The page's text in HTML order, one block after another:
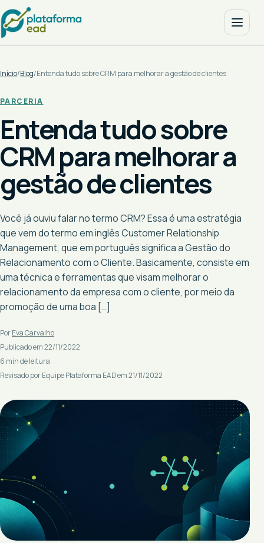
Início/Blog/Entenda tudo sobre CRM para melhorar a gestão de clientes
PARCERIA
Entenda tudo sobre
CRM para melhorar a
gestão de clientes
Você já ouviu falar no termo CRM? Essa é uma estratégia
que vem do termo em inglês Customer Relationship
Management, que em português significa a Gestão do
Relacionamento com o Cliente. Basicamente, consiste em
uma técnica e ferramentas que visam melhorar o
relacionamento da empresa com o cliente, por meio da
promoção de uma boa […]
PorEva Carvalho
Publicado em 22/11/2022
6 min de leitura
Revisado por Equipe Plataforma EAD em 21/11/2022